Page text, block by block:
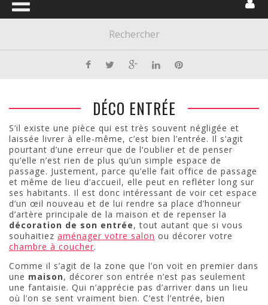
DÉCO ENTRÉE
S’il existe une pièce qui est très souvent négligée et
laissée livrer à elle-même, c’est bien l’entrée. Il s’agit
pourtant d’une erreur que de l’oublier et de penser
qu’elle n’est rien de plus qu’un simple espace de
passage. Justement, parce qu’elle fait office de passage
et même de lieu d’accueil, elle peut en refléter long sur
ses habitants. Il est donc intéressant de voir cet espace
d’un œil nouveau et de lui rendre sa place d’honneur
d’artère principale de la maison et de repenser la
décoration de son entrée, tout autant que si vous
souhaitiez aménager votre salon ou décorer votre
chambre à coucher.
Comme il s’agit de la zone que l’on voit en premier dans
une maison, décorer son entrée n’est pas seulement
une fantaisie. Qui n’apprécie pas d’arriver dans un lieu
où l’on se sent vraiment bien. C’est l’entrée, bien